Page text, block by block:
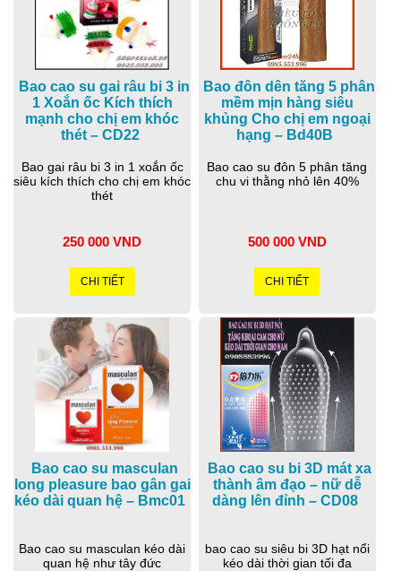
Bao cao su gai râu bi 3 in
1 Xoắn ốc Kích thích
mạnh cho chị em khóc
thét – CD22
Bao gai râu bi 3 in 1 xoắn ốc
siêu kích thích cho chị em khóc
thét
250 000 VND
CHI TIẾT
Bao đôn dên tăng 5 phân
mềm mịn hàng siêu
khủng Cho chị em ngoại
hạng – Bd40B
Bao cao su đôn 5 phân tăng
chu vi thằng nhỏ lên 40%
500 000 VND
CHI TIẾT
Bao cao su masculan
long pleasure bao gân gai
kéo dài quan hệ – Bmc01
Bao cao su masculan kéo dài
quan hệ như tây đức
Bao cao su bi 3D mát xa
thành âm đạo – nữ dễ
dàng lên đỉnh – CD08
bao cao su siêu bi 3D hạt nổi
kéo dài thời gian tối đa